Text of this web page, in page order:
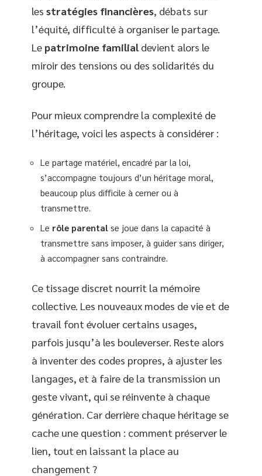
les stratégies financières, débats sur
l’équité, difficulté à organiser le partage.
Le patrimoine familialdevient alors le
miroir des tensions ou des solidarités du
groupe.
Pour mieux comprendre la complexité de
l’héritage, voici les aspects à considérer :
Le partage matériel, encadré par la loi,
s’accompagne toujours d’un héritage moral,
beaucoup plus difficile à cerner ou à
transmettre.
Le rôle parental se joue dans la capacité à
transmettre sans imposer, à guider sans diriger,
à accompagner sans contraindre.
Ce tissage discret nourrit la mémoire
collective. Les nouveaux modes de vie et de
travail font évoluer certains usages,
parfois jusqu’à les bouleverser. Reste alors
à inventer des codes propres, à ajuster les
langages, et à faire de la transmission un
geste vivant, qui se réinvente à chaque
génération. Car derrière chaque héritage se
cache une question : comment préserver le
lien, tout en laissant la place au
changement ?